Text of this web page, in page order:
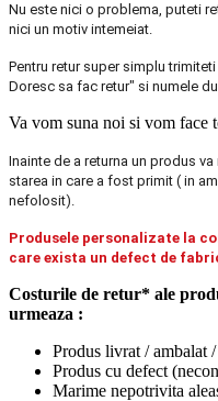
Nu este nici o problema, puteti
nici un motiv intemeiat.
Pentru retur super simplu
Doresc sa fac retur" si numele
Va vom suna noi si vom face
Inainte de a returna un produs
starea in care a fost primit ( in
nefolosit).
Produsele personalizate la
care exista un defect de
Costurile de retur* ale
urmeaza :
Produs livrat / ambalat
Produs cu defect
Marime nepotrivita